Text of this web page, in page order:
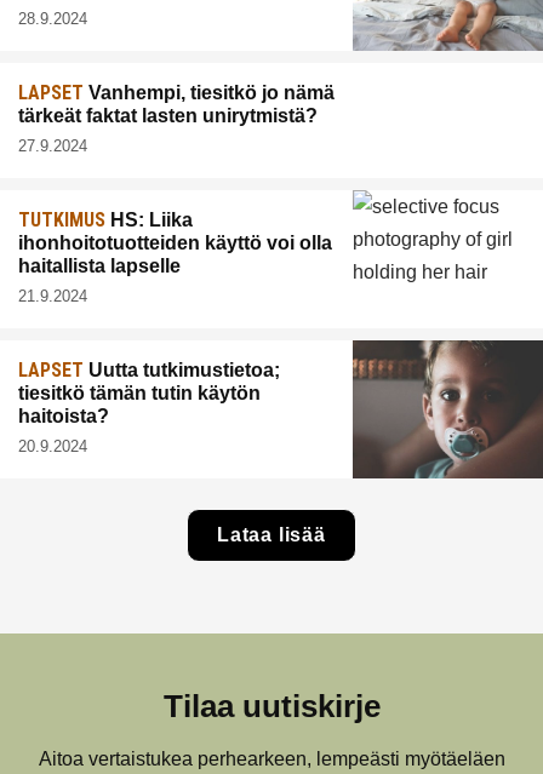
28.9.2024
LAPSET Vanhempi, tiesitkö jo nämä
tärkeät faktat lasten unirytmistä?
27.9.2024
TUTKIMUS HS: Liika
ihonhoitotuotteiden käyttö voi olla
haitallista lapselle
21.9.2024
LAPSET Uutta tutkimustietoa;
tiesitkö tämän tutin käytön
haitoista?
20.9.2024
Lataa lisää
Tilaa uutiskirje
Aitoa vertaistukea perhearkeen, lempeästi myötäeläen